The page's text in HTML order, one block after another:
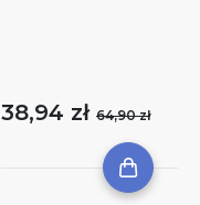
38,94 zł 64,90 zł